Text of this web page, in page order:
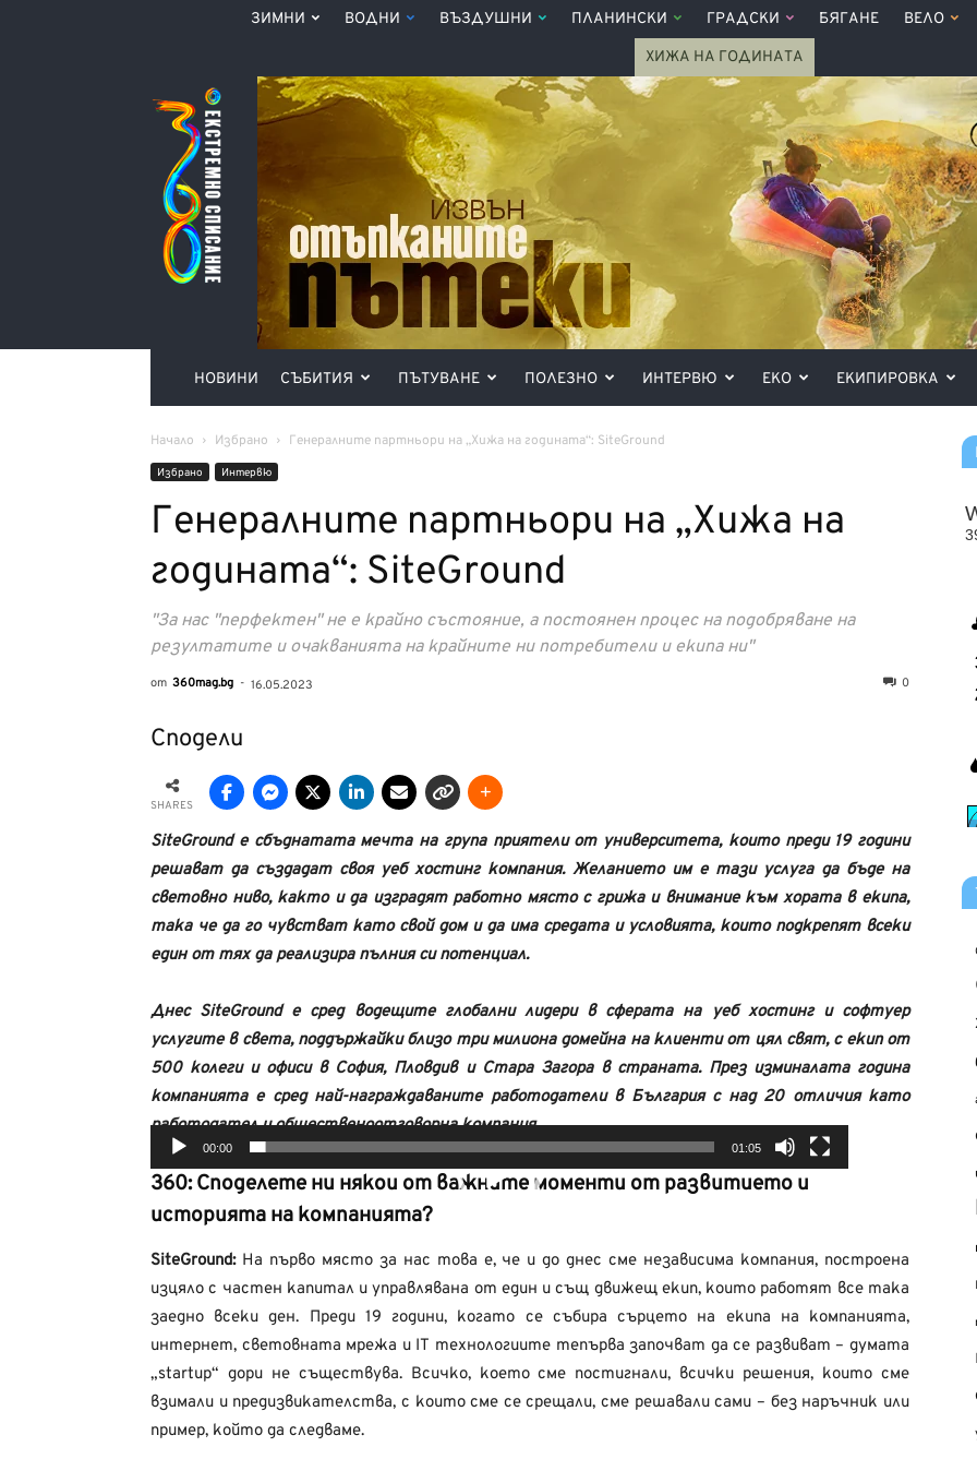
ЗИМНИ ВОДНИ ВЪЗДУШНИ ПЛАНИНСКИ ГРАДСКИ БЯГАНЕ ВЕЛО
ХИЖА НА ГОДИНАТА
Списание
360°
НОВИНИ СЪБИТИЯ ПЪТУВАНЕ ПОЛЕЗНО ИНТЕРВЮ ЕКО ЕКИПИРОВКА
Начало Избрано Генералните партньори на „Хижа на годината“: SiteGround
Избрано Интервю
Генералните партньори на „Хижа на
годината“: SiteGround
"За нас "перфектен" не е крайно състояние, а постоянен процес на подобряване на
резултатите и очакванията на крайните ни потребители и екипа ни"
от 360mag.bg - 16.05.2023 0
Сподели
SHARES
SiteGround е сбъднатата мечта на група приятели от университета, които преди 19 години
решават да създадат своя уеб хостинг компания. Желанието им е тази услуга да бъде на
световно ниво, както и да изградят работно място с грижа и внимание към хората в екипа,
така че да го чувстват като свой дом и да има средата и условията, които подкрепят всеки
един от тях да реализира пълния си потенциал.
Днес SiteGround е сред водещите глобални лидери в сферата на уеб хостинг и софтуер
услугите в света, поддържайки близо три милиона домейна на клиенти от цял свят, с екип от
500 колеги и офиси в София, Пловдив и Стара Загора в страната. През изминалата година
компанията е сред най-награждаваните работодатели в България с над 20 отличия като
работодател и общественоотговорна компания.
Видео
00:00 01:05
360: Споделете ни някои от важните моменти от развитието и
историята на компанията?
SiteGround: На първо място за нас това е, че и до днес сме независима компания, построена
изцяло с частен капитал и управлявана от един и същ движещ екип, които работят все така
заедно всеки ден. Преди 19 години, когато се събира сърцето на екипа на компанията,
интернет, световната мрежа и IT технологиите тепърва започват да се развиват – думата
„startup“ дори не съществува. Всичко, което сме постигнали, всички решения, които сме
взимали и предизвикателства, с които сме се срещали, сме решавали сами – без наръчник или
пример, който да следваме.